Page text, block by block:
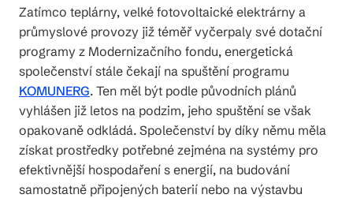
Zatímco teplárny, velké fotovoltaické elektrárny a
průmyslové provozy již téměř vyčerpaly své dotační
programy z Modernizačního fondu, energetická
společenství stále čekají na spuštění programu
KOMUNERG. Ten měl být podle původních plánů
vyhlášen již letos na podzim, jeho spuštění se však
opakovaně odkládá. Společenství by díky němu měla
získat prostředky potřebné zejména na systémy pro
efektivnější hospodaření s energií, na budování
samostatně připojených baterií nebo na výstavbu